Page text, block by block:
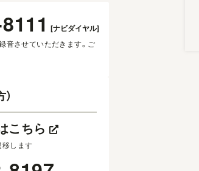
[ナビダイヤル]
音させていただきます。ご
こちら
移します